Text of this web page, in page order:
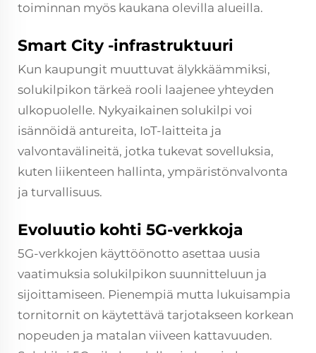
toiminnan myös kaukana olevilla alueilla.
Smart City -infrastruktuuri
Kun kaupungit muuttuvat älykkäämmiksi,
solukilpikon tärkeä rooli laajenee yhteyden
ulkopuolelle. Nykyaikainen solukilpi voi
isännöidä antureita, IoT-laitteita ja
valvontavälineitä, jotka tukevat sovelluksia,
kuten liikenteen hallinta, ympäristönvalvonta
ja turvallisuus.
Evoluutio kohti 5G-verkkoja
5G-verkkojen käyttöönotto asettaa uusia
vaatimuksia solukilpikon suunnitteluun ja
sijoittamiseen. Pienempiä mutta lukuisampia
tornitornit on käytettävä tarjotakseen korkean
nopeuden ja matalan viiveen kattavuuden.